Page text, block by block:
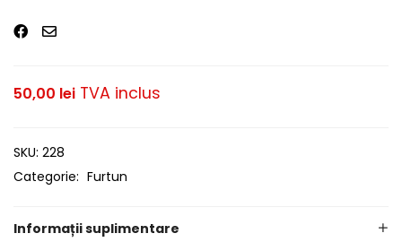
50,00 lei TVA inclus
SKU: 228
Categorie: Furtun
Informații suplimentare